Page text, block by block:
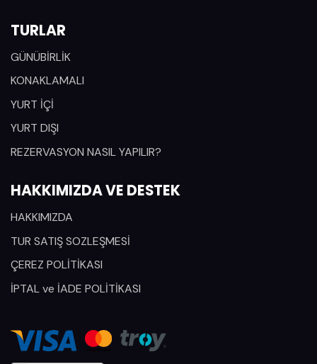
TURLAR
GÜNÜBİRLİK
KONAKLAMALI
YURT İÇİ
YURT DIŞI
REZERVASYON NASIL YAPILIR?
HAKKIMIZDA VE DESTEK
HAKKIMIZDA
TUR SATIŞ SOZLEŞMESİ
ÇEREZ POLİTİKASI
İPTAL ve İADE POLİTİKASI